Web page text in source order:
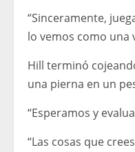
“Sinceramente,
lo vemos como una
Hill terminó
una pierna en un
“Esperamos y
“Las cosas que